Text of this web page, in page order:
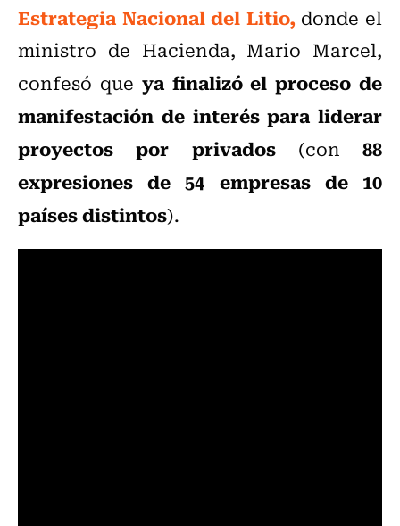
Estrategia Nacional del Litio, donde el
ministro de Hacienda, Mario Marcel,
confesó que ya finalizó el proceso de
manifestación de interés para liderar
proyectos por privados(con 88
expresiones de 54 empresas de 10
países distintos).